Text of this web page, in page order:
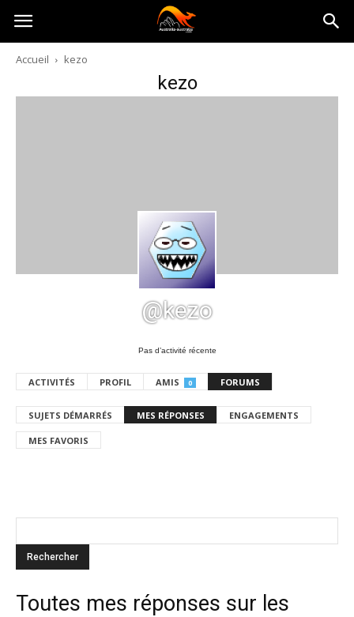
Australia-
australie.com
Accueil kezo
kezo
@kezo
Pas d’activité récente
ACTIVITÉS PROFIL AMIS 0 FORUMS
SUJETS DÉMARRÉS MES RÉPONSES ENGAGEMENTS
MES FAVORIS
Toutes mes réponses sur les